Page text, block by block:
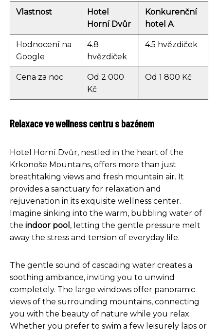
Vlastnost
Hotel
Horní Dvůr
Konkurenční
hotel A
Hodnocení na
Google
4.8
hvězdiček
4.5 hvězdiček
Cena za noc
Od 2 000
Kč
Od 1 800 Kč
Relaxace ve wellness centru s bazénem
Hotel Horní Dvůr, nestled in the heart of the
Krkonoše Mountains, offers more than just
breathtaking views and fresh mountain air. It
provides a sanctuary for relaxation and
rejuvenation in its exquisite wellness center.
Imagine sinking into the warm, bubbling water of
the indoor pool , letting the gentle pressure melt
away the stress and tension of everyday life.
The gentle sound of cascading water creates a
soothing ambiance, inviting you to unwind
completely. The large windows offer panoramic
views of the surrounding mountains, connecting
you with the beauty of nature while you relax.
Whether you prefer to swim a few leisurely laps or